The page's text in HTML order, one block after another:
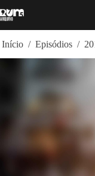
para
Início / Episódios /